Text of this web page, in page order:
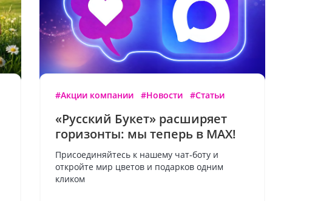
#Акции компании #Новости #Статьи
«Русский Букет» расширяет
горизонты: мы теперь в MAX!
Присоединяйтесь к нашему чат‑боту и
откройте мир цветов и подарков одним
кликом